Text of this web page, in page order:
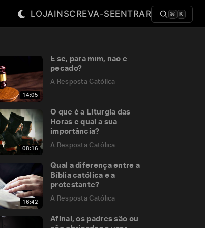
LOJAINSCREVA-SEENTRAR ⌘ K
14:05
E se, para mim, não é
pecado?
A Resposta Católica
08:16
O que é a Liturgia das
Horas e qual a sua
importância?
A Resposta Católica
16:42
Qual a diferença entre a
Bíblia católica e a
protestante?
A Resposta Católica
Afinal, os padres são ou